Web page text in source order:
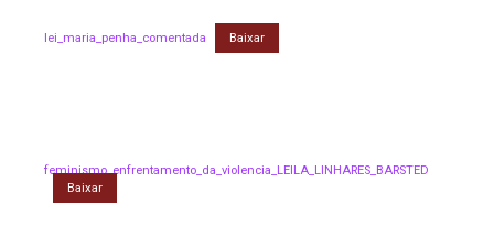
lei_maria_penha_comentada Baixar
feminismo_enfrentamento_da_violencia_LEILA_LINHARES_BARSTED
Baixar